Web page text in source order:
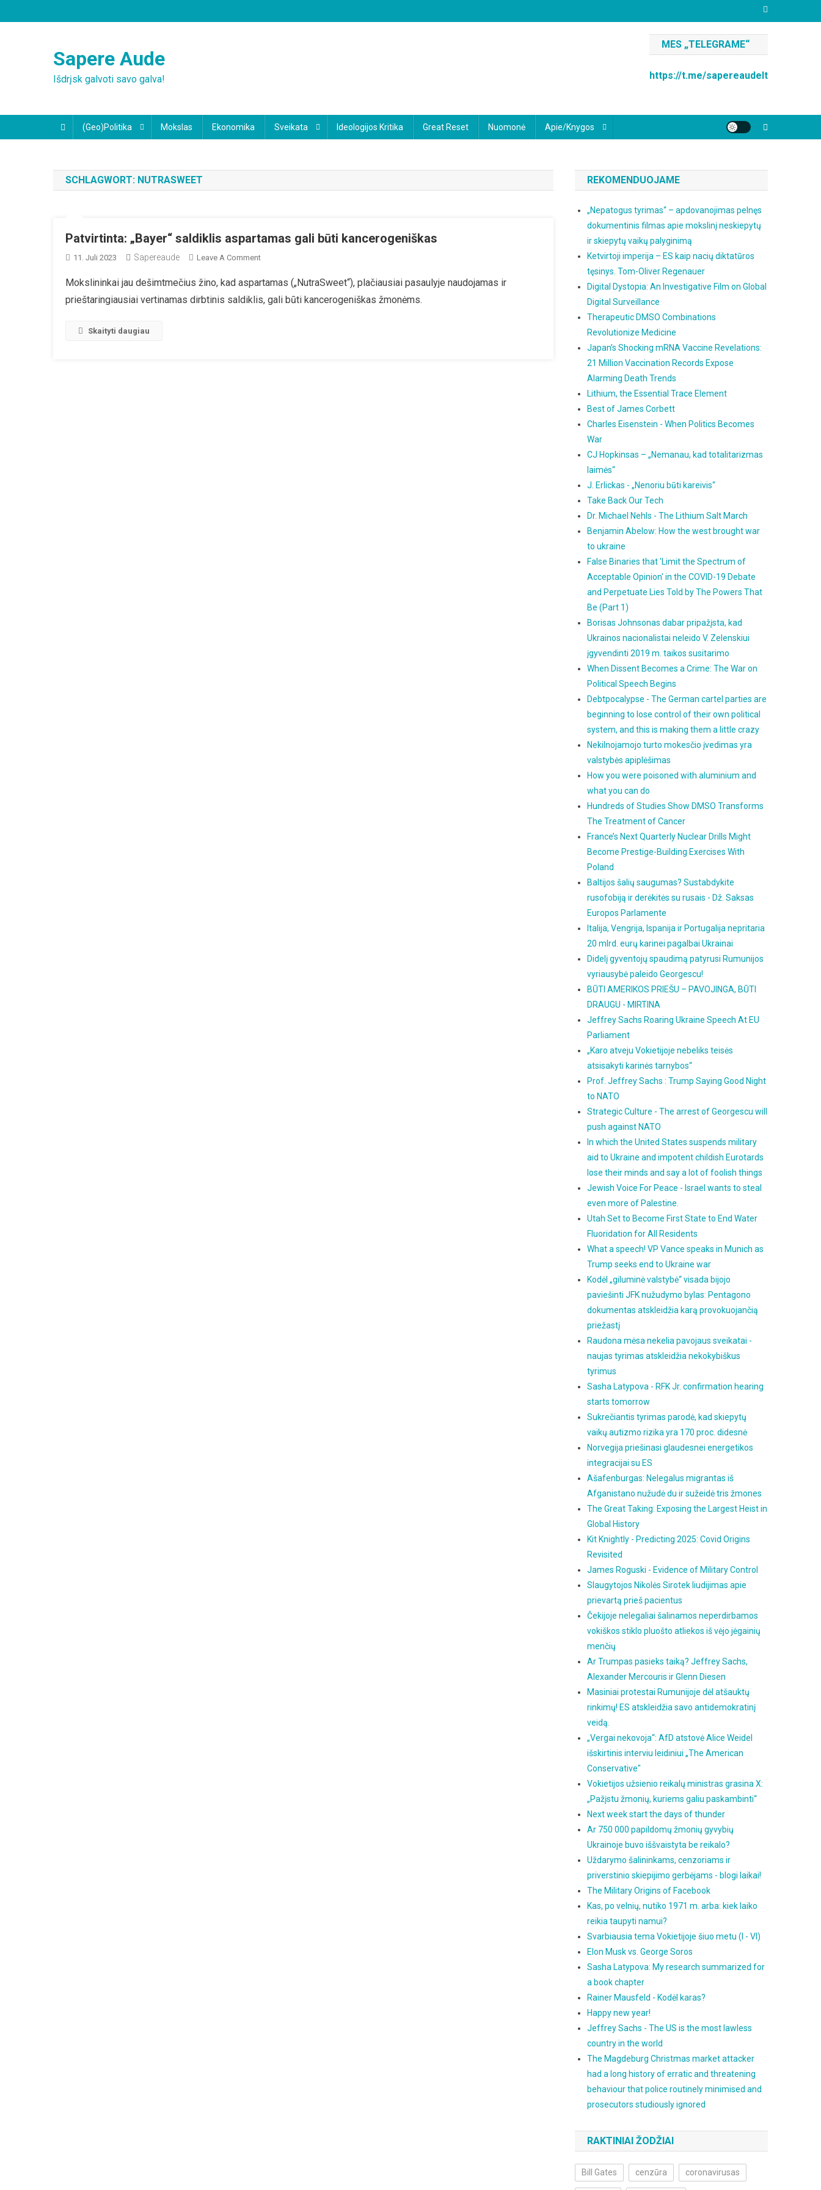
to
Sapere Aude
Išdrįsk galvoti savo galva!
MES „TELEGRAME“
https://t.me/sapereaudelt
(Geo)Politika Mokslas Ekonomika Sveikata Ideologijos Kritika Great Reset Nuomonė Apie/knygos
SCHLAGWORT: NUTRASWEET
Patvirtinta: „Bayer“ saldiklis aspartamas gali būti kancerogeniškas
11. Juli 2023 Sapereaude Leave A CommentOn
„Bayer“
Saldiklis
Mokslininkai jau dešimtmečius žino, kad aspartamas („NutraSweet“), plačiausiai pasaulyje naudojamas ir
prieštaringiausiai vertinamas dirbtinis saldiklis, gali būti kancerogeniškas žmonėms.
Skaityti daugiau
REKOMENDUOJAME
„Nepatogus tyrimas“ – apdovanojimas pelnęs
dokumentinis filmas apie mokslinį neskiepytų
ir skiepytų vaikų palyginimą
Ketvirtoji imperija – ES kaip nacių diktatūros
tęsinys. Tom-Oliver Regenauer
Digital Dystopia: An Investigative Film on Global
Digital Surveillance
Therapeutic DMSO Combinations
Revolutionize Medicine
Japan’s Shocking mRNA Vaccine Revelations:
21 Million Vaccination Records Expose
Alarming Death Trends
Lithium, the Essential Trace Element
Best of James Corbett
Charles Eisenstein - When Politics Becomes
War
CJ Hopkinsas – „Nemanau, kad totalitarizmas
laimės“
J. Erlickas - „Nenoriu būti kareivis“
Take Back Our Tech
Dr. Michael Nehls - The Lithium Salt March
Benjamin Abelow: How the west brought war
to ukraine
False Binaries that 'Limit the Spectrum of
Acceptable Opinion' in the COVID-19 Debate
and Perpetuate Lies Told by The Powers That
Be (Part 1)
Borisas Johnsonas dabar pripažįsta, kad
Ukrainos nacionalistai neleido V. Zelenskiui
įgyvendinti 2019 m. taikos susitarimo
When Dissent Becomes a Crime: The War on
Political Speech Begins
Debtpocalypse - The German cartel parties are
beginning to lose control of their own political
system, and this is making them a little crazy
Nekilnojamojo turto mokesčio įvedimas yra
valstybės apiplėšimas
How you were poisoned with aluminium and
what you can do
Hundreds of Studies Show DMSO Transforms
The Treatment of Cancer
France’s Next Quarterly Nuclear Drills Might
Become Prestige-Building Exercises With
Poland
Baltijos šalių saugumas? Sustabdykite
rusofobiją ir derėkitės su rusais - Dž. Saksas
Europos Parlamente
Italija, Vengrija, Ispanija ir Portugalija nepritaria
20 mlrd. eurų karinei pagalbai Ukrainai
Didelį gyventojų spaudimą patyrusi Rumunijos
vyriausybė paleido Georgescu!
BŪTI AMERIKOS PRIEŠU – PAVOJINGA, BŪTI
DRAUGU - MIRTINA
Jeffrey Sachs Roaring Ukraine Speech At EU
Parliament
„Karo atveju Vokietijoje nebeliks teisės
atsisakyti karinės tarnybos“
Prof. Jeffrey Sachs : Trump Saying Good Night
to NATO
Strategic Culture - The arrest of Georgescu will
push against NATO
In which the United States suspends military
aid to Ukraine and impotent childish Eurotards
lose their minds and say a lot of foolish things
Jewish Voice For Peace - Israel wants to steal
even more of Palestine.
Utah Set to Become First State to End Water
Fluoridation for All Residents
What a speech! VP Vance speaks in Munich as
Trump seeks end to Ukraine war
Kodėl „giluminė valstybė“ visada bijojo
paviešinti JFK nužudymo bylas: Pentagono
dokumentas atskleidžia karą provokuojančią
priežastį
Raudona mėsa nekelia pavojaus sveikatai -
naujas tyrimas atskleidžia nekokybiškus
tyrimus
Sasha Latypova - RFK Jr. confirmation hearing
starts tomorrow
Sukrečiantis tyrimas parodė, kad skiepytų
vaikų autizmo rizika yra 170 proc. didesnė
Norvegija priešinasi glaudesnei energetikos
integracijai su ES
Ašafenburgas: Nelegalus migrantas iš
Afganistano nužudė du ir sužeidė tris žmones
The Great Taking: Exposing the Largest Heist in
Global History
Kit Knightly - Predicting 2025: Covid Origins
Revisited
James Roguski - Evidence of Military Control
Slaugytojos Nikolės Sirotek liudijimas apie
prievartą prieš pacientus
Čekijoje nelegaliai šalinamos neperdirbamos
vokiškos stiklo pluošto atliekos iš vėjo jėgainių
menčių
Ar Trumpas pasieks taiką? Jeffrey Sachs,
Alexander Mercouris ir Glenn Diesen
Masiniai protestai Rumunijoje dėl atšauktų
rinkimų! ES atskleidžia savo antidemokratinį
veidą.
„Vergai nekovoja“: AfD atstovė Alice Weidel
išskirtinis interviu leidiniui „The American
Conservative"
Vokietijos užsienio reikalų ministras grasina X:
„Pažįstu žmonių, kuriems galiu paskambinti“
Next week start the days of thunder
Ar 750 000 papildomų žmonių gyvybių
Ukrainoje buvo iššvaistyta be reikalo?
Uždarymo šalininkams, cenzoriams ir
priverstinio skiepijimo gerbėjams - blogi laikai!
The Military Origins of Facebook
Kas, po velnių, nutiko 1971 m. arba: kiek laiko
reikia taupyti namui?
Svarbiausia tema Vokietijoje šiuo metu (I - VI)
Elon Musk vs. George Soros
Sasha Latypova: My research summarized for
a book chapter
Rainer Mausfeld - Kodėl karas?
Happy new year!
Jeffrey Sachs - The US is the most lawless
country in the world
The Magdeburg Christmas market attacker
had a long history of erratic and threatening
behaviour that police routinely minimised and
prosecutors studiously ignored
RAKTINIAI ŽODŽIAI
Bill Gates cenzūra coronavirusas